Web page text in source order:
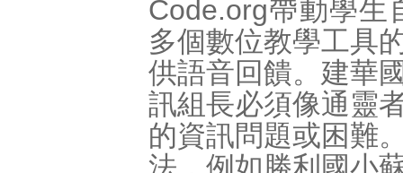
Code.org帶動學生
多個數位教學工具
供語音回饋。建華
訊組長必須像通靈
的資訊問題或困難